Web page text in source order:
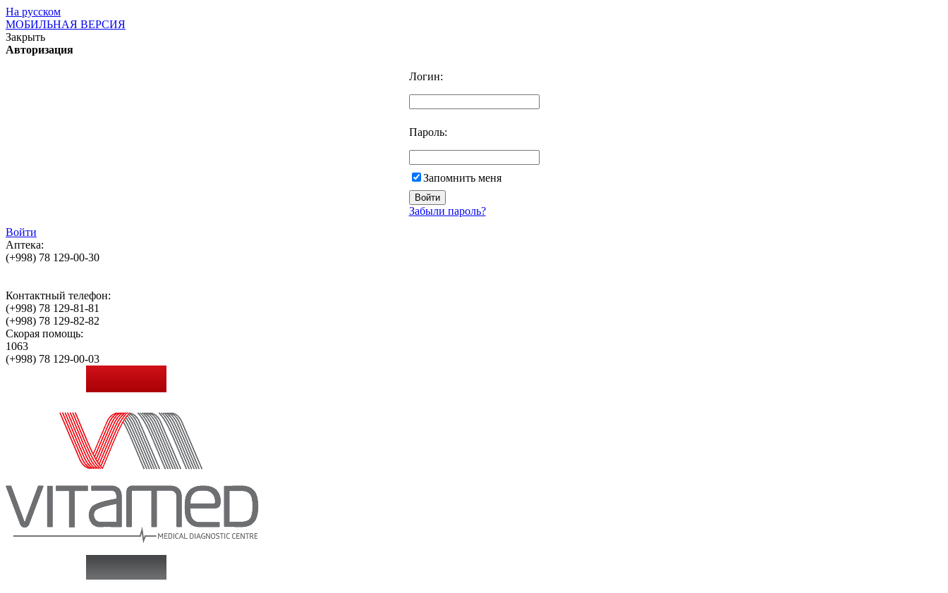
На русском
МОБИЛЬНАЯ ВЕРСИЯ
Закрыть
Авторизация
Логин:
Пароль:
Запомнить меня
Забыли пароль?
Войти
Аптека:
(+998) 78 129-00-30
Контактный телефон:
(+998) 78 129-81-81
(+998) 78 129-82-82
Скорая помощь:
1063
(+998) 78 129-00-03